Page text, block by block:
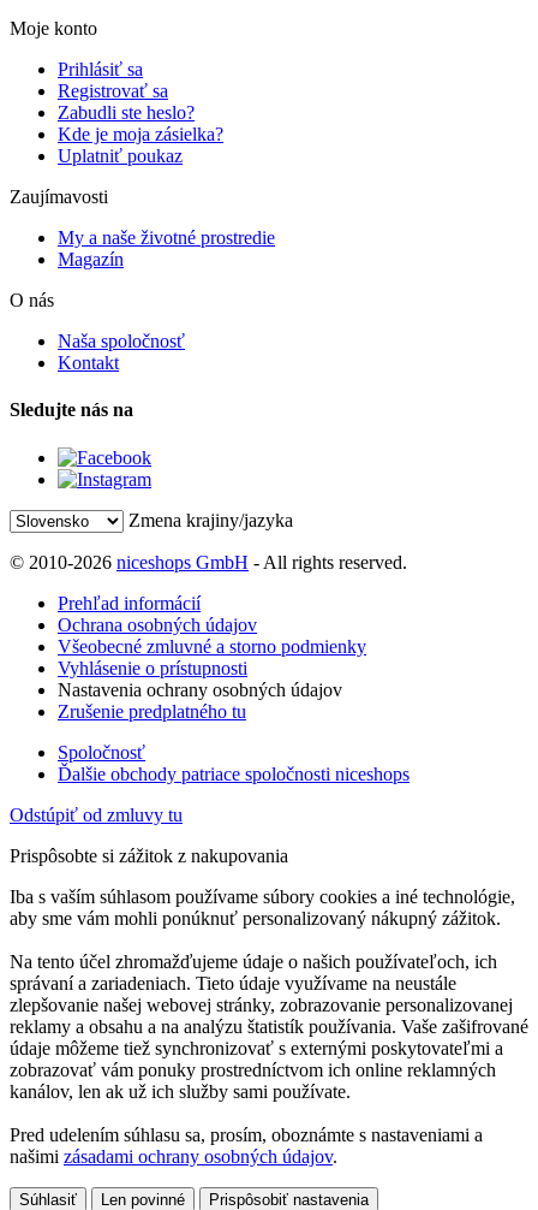
Moje konto
Prihlásiť sa
Registrovať sa
Zabudli ste heslo?
Kde je moja zásielka?
Uplatniť poukaz
Zaujímavosti
My a naše životné prostredie
Magazín
O nás
Naša spoločnosť
Kontakt
Sledujte nás na
Zmena krajiny/jazyka
© 2010-2026 niceshops GmbH - All rights reserved.
Prehľad informácií
Ochrana osobných údajov
Všeobecné zmluvné a storno podmienky
Vyhlásenie o prístupnosti
Nastavenia ochrany osobných údajov
Zrušenie predplatného tu
Spoločnosť
Ďalšie obchody patriace spoločnosti niceshops
Odstúpiť od zmluvy tu
Prispôsobte si zážitok z nakupovania
Iba s vaším súhlasom používame súbory cookies a iné technológie,
aby sme vám mohli ponúknuť personalizovaný nákupný zážitok.
Na tento účel zhromažďujeme údaje o našich používateľoch, ich
správaní a zariadeniach. Tieto údaje využívame na neustále
zlepšovanie našej webovej stránky, zobrazovanie personalizovanej
reklamy a obsahu a na analýzu štatistík používania. Vaše zašifrované
údaje môžeme tiež synchronizovať s externými poskytovateľmi a
zobrazovať vám ponuky prostredníctvom ich online reklamných
kanálov, len ak už ich služby sami používate.
Pred udelením súhlasu sa, prosím, oboznámte s nastaveniami a
našimi zásadami ochrany osobných údajov.
Súhlasiť Len povinné Prispôsobiť nastavenia